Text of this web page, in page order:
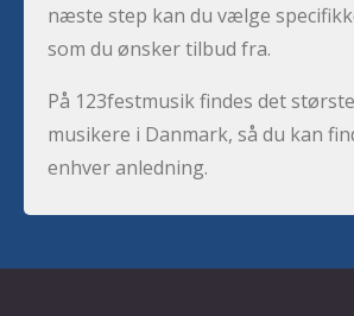
næste step kan du vælge
som du ønsker tilbud fra.
På 123festmusik findes det
musikere i Danmark, så du kan
enhver anledning.